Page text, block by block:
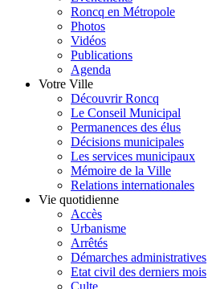
Roncq en Métropole
Photos
Vidéos
Publications
Agenda
Votre Ville
Découvrir Roncq
Le Conseil Municipal
Permanences des élus
Décisions municipales
Les services municipaux
Mémoire de la Ville
Relations internationales
Vie quotidienne
Accès
Urbanisme
Arrêtés
Démarches administratives
Etat civil des derniers mois
Culte